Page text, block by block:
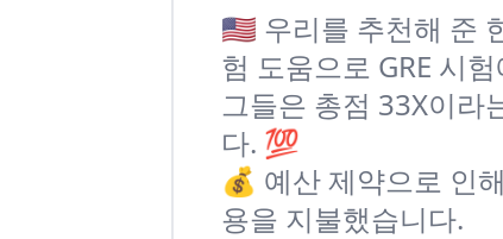
🇺🇸 우리를 추천해 준
험 도움으로 GRE 시
그들은 총점 33X이라
다. 💯
💰 예산 제약으로 인
용을 지불했습니다.